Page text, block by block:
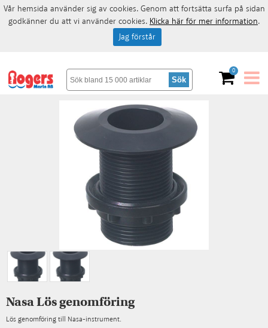
0
Nasa Lös genomföring
Lös genomföring till Nasa-instrument.
Vår hemsida använder sig av cookies. Genom att fortsätta surfa på sidan
godkänner du att vi använder cookies. Klicka här för mer information.
Jag förstår